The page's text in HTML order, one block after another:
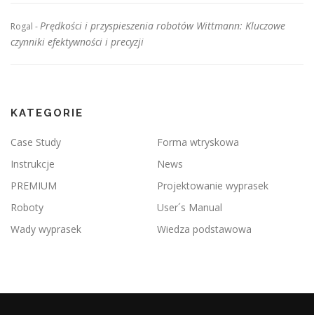
Rogal - Prędkości i przyspieszenia robotów Wittmann: Kluczowe
czynniki efektywności i precyzji
KATEGORIE
Case Study
Forma wtryskowa
Instrukcje
News
PREMIUM
Projektowanie wyprasek
Roboty
User´s Manual
Wady wyprasek
Wiedza podstawowa